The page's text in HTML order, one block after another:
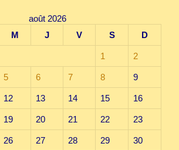
août 2026
M J V S D
1 2
5 6 7 8 9
12 13 14 15 16
19 20 21 22 23
26 27 28 29 30